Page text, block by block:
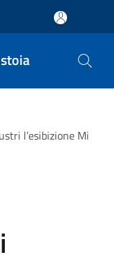
l’esibizione Mi